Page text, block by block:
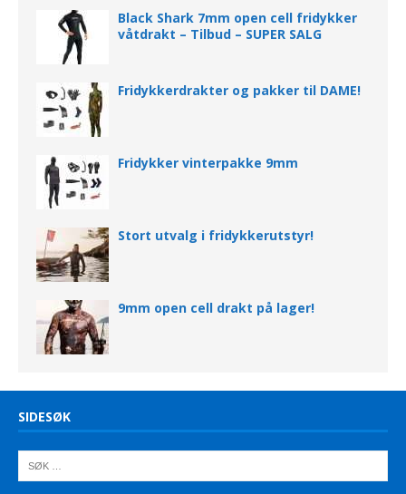
Black Shark 7mm open cell fridykker
våtdrakt – Tilbud – SUPER SALG
Fridykkerdrakter og pakker til DAME!
Fridykker vinterpakke 9mm
Stort utvalg i fridykkerutstyr!
9mm open cell drakt på lager!
SIDESØK